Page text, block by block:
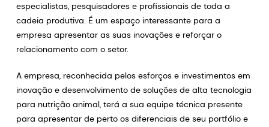
especialistas, pesquisadores e profissionais de toda a
cadeia produtiva. É um espaço interessante para a
empresa apresentar as suas inovações e reforçar o
relacionamento com o setor.
A empresa, reconhecida pelos esforços e investimentos em
inovação e desenvolvimento de soluções de alta tecnologia
para nutrição animal, terá a sua equipe técnica presente
para apresentar de perto os diferenciais de seu portfólio e